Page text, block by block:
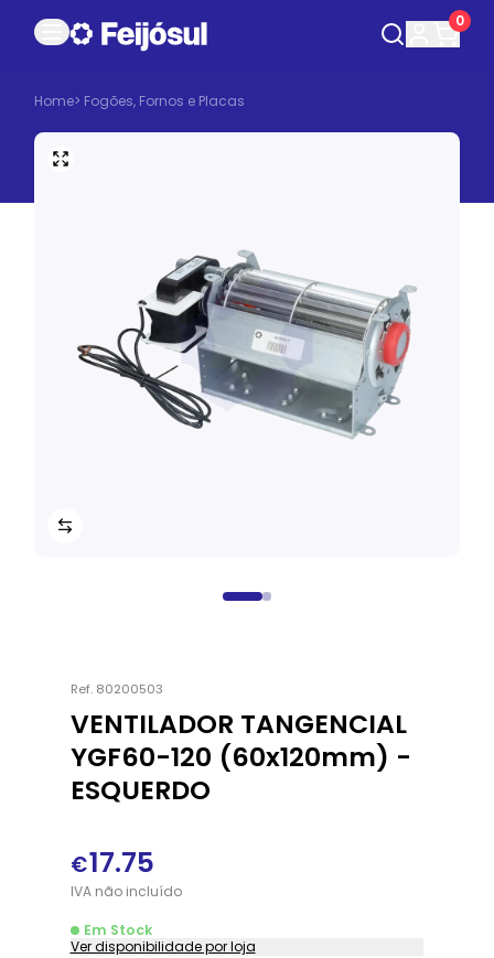
0
Home> Fogões, Fornos e Placas
Ref. 80200503
VENTILADOR TANGENCIAL
YGF60-120 (60x120mm) -
ESQUERDO
€17.75
IVAnãoincluído
Em Stock
Ver disponibilidade por loja